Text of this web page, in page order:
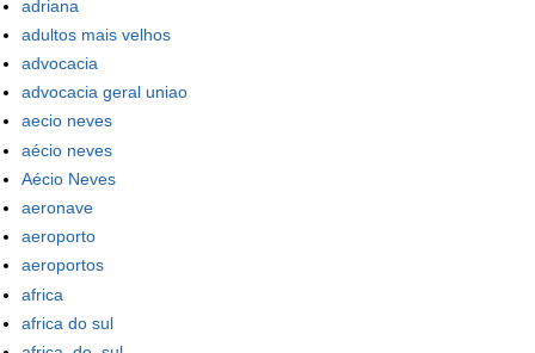
adriana
adultos mais velhos
advocacia
advocacia geral uniao
aecio neves
aécio neves
Aécio Neves
aeronave
aeroporto
aeroportos
africa
africa do sul